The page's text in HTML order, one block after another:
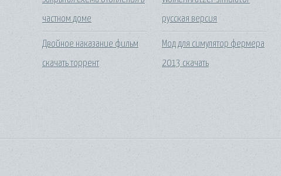
частном доме
Двойное наказание фильм
скачать торрент
русская версия
Мод для симулятор фермера
2013 скачать